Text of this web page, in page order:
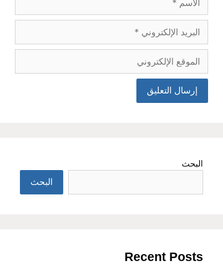
البحث
البحث
Recent Posts